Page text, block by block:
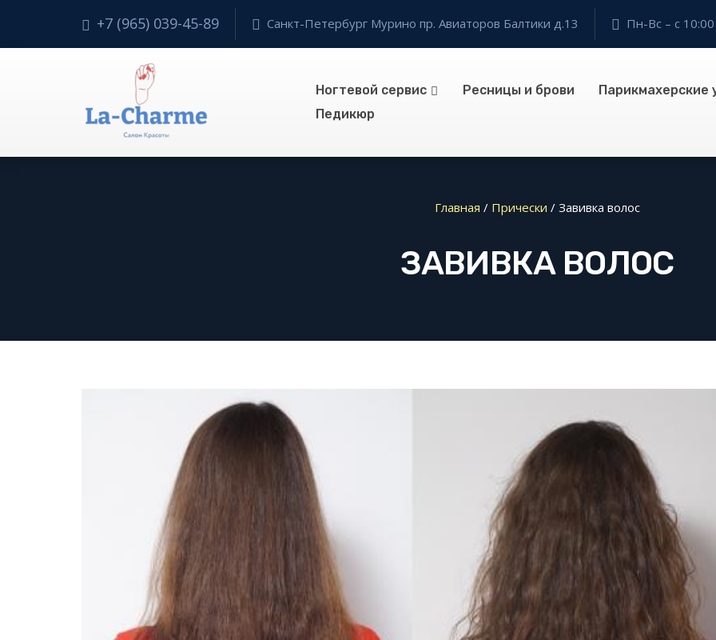
+7 (965) 039-45-89 Санкт-Петербург Мурино пр. Авиаторов Балтики д.13 Пн-Вс – с
Ногтевой сервис Ресницы и брови
Парикмахерские
Педикюр
Главная / Прически / Завивка волос
ЗАВИВКА ВОЛОС